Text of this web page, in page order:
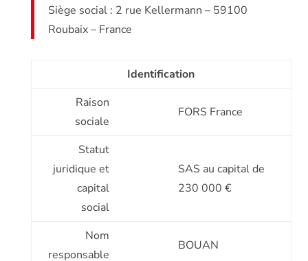
Siège social : 2 rue Kellermann – 59100
Roubaix – France
Identification
Raison
sociale
FORS France
Statut
juridique et
capital
social
SAS au capital de
230 000 €
Nom
responsable
BOUAN